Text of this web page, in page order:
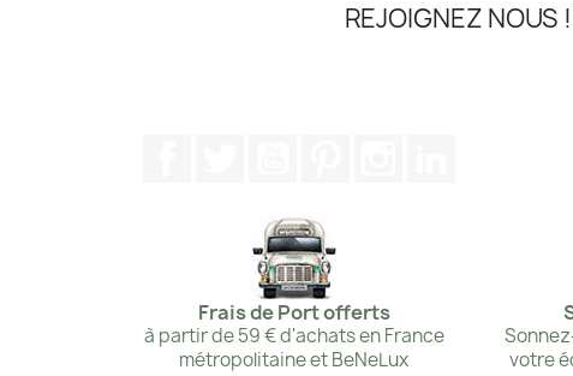
REJOIGNEZ NOUS
Frais de Port offerts
à partir de 59 € d'achats en France
métropolitaine et BeNeLux
votre